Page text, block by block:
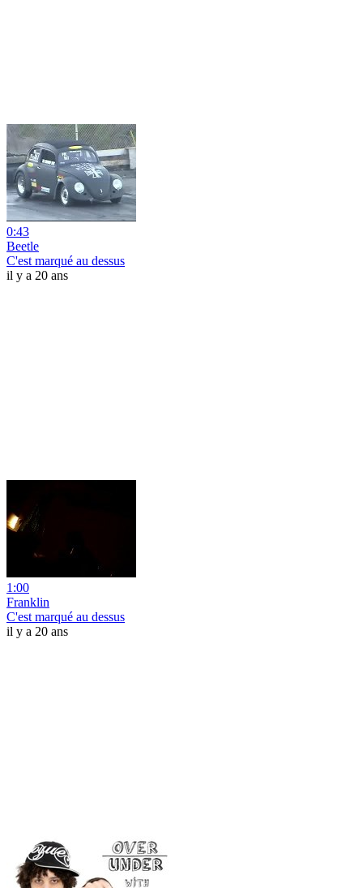
0:43
Beetle
C'est marqué au dessus
il y a 20 ans
1:00
Franklin
C'est marqué au dessus
il y a 20 ans